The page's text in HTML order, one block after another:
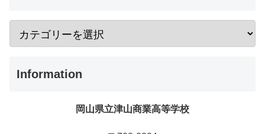
Information
岡山県立津山商業高等学校